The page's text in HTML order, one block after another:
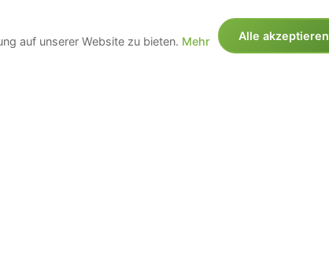
auf unserer Website zu bieten. Mehr
Alle akzeptieren